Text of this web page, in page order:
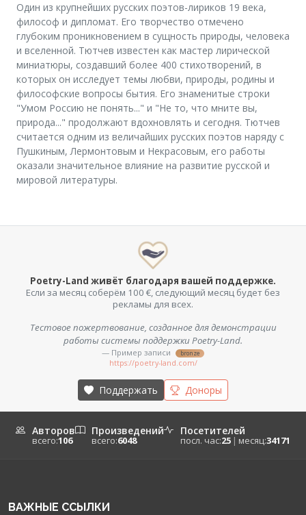
Один из крупнейших русских поэтов-лириков 19 века,
философ и дипломат. Его творчество отмечено
глубоким проникновением в сущность природы, человека
и вселенной. Тютчев известен как мастер лирической
миниатюры, создавший более 400 стихотворений, в
которых он исследует темы любви, природы, родины и
философские вопросы бытия. Его знаменитые строки
"Умом Россию не понять..." и "Не то, что мните вы,
природа..." продолжают вдохновлять и сегодня. Тютчев
считается одним из величайших русских поэтов наряду с
Пушкиным, Лермонтовым и Некрасовым, его работы
оказали значительное влияние на развитие русской и
мировой литературы.
Poetry-Land живёт благодаря вашей поддержке.
Если за месяц соберём 100 €, следующий месяц будет без
рекламы для всех.
Тестовое пожертвование, созданное для демонстрации
работы системы поддержки Poetry-Land.
— Пример записи bronze
https://poetry-land.com/
Поддержать Доноры
Авторов
всего:106
Произведений
всего:6048
Посетителей
посл. час:25 | месяц:34171
ВАЖНЫЕ ССЫЛКИ